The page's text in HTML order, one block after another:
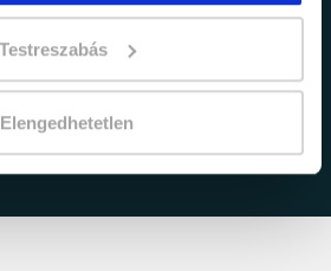
Testreszabás
Elengedhetetlen
tájékoztatóban